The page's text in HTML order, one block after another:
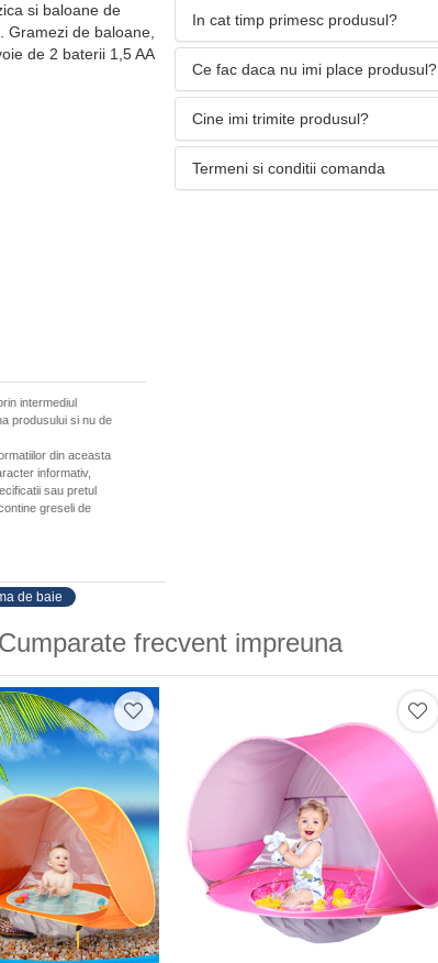
si baloane de
Gramezi de baloane,
de 2 baterii 1,5 AA
intermediul
produsului si nu de
din aceasta
informativ,
sau pretul
greseli de
de baie
In cat timp primesc produsul?
Ce fac daca nu imi place produsul?
Cine imi trimite produsul?
Termeni si conditii comanda
Cumparate frecvent impreuna